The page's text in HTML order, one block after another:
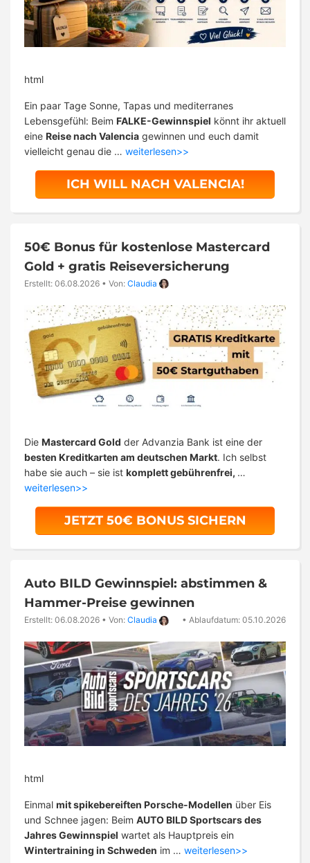
html
Ein paar Tage Sonne, Tapas und mediterranes
Lebensgefühl: Beim FALKE-Gewinnspiel könnt ihr aktuell
eine Reise nach Valencia gewinnen und euch damit
vielleicht genau die … weiterlesen>>
ICH WILL NACH VALENCIA!
50€ Bonus für kostenlose Mastercard
Gold + gratis Reiseversicherung
Erstellt: 06.08.2026 • Von: Claudia
Die Mastercard Gold der Advanzia Bank ist eine der
besten Kreditkarten am deutschen Markt. Ich selbst
habe sie auch – sie ist komplett gebührenfrei, …
weiterlesen>>
JETZT 50€ BONUS SICHERN
Auto BILD Gewinnspiel: abstimmen &
Hammer-Preise gewinnen
Erstellt: 06.08.2026 • Von: Claudia • Ablaufdatum: 05.10.2026
html
Einmal mit spikebereiften Porsche-Modellen über Eis
und Schnee jagen: Beim AUTO BILD Sportscars des
Jahres Gewinnspiel wartet als Hauptpreis ein
Wintertraining in Schweden im … weiterlesen>>